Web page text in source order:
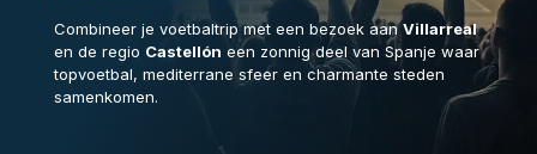
Combineer je voetbaltrip met een bezoek aanVillarreal
en de regio Castellón een zonnig deel van Spanje waar
topvoetbal, mediterrane sfeer en charmante steden
samenkomen.